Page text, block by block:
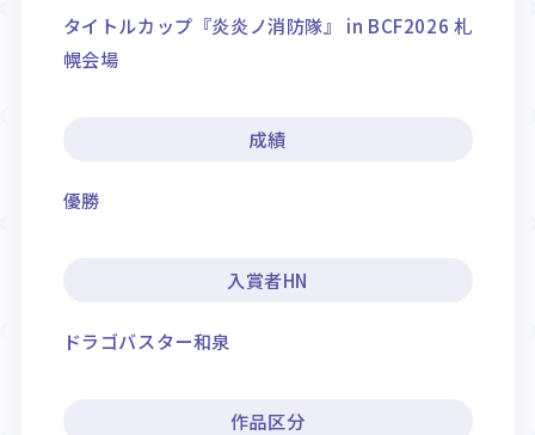
タイトルカップ『炎炎ノ消防隊』 in BCF2026 札
幌会場
成績
優勝
入賞者HN
ドラゴバスター和泉
作品区分